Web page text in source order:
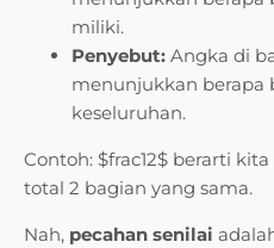
miliki.
Penyebut: Angka di
menunjukkan berapa
keseluruhan.
Contoh: $frac12$ berarti
total 2 bagian yang sama.
Nah, pecahan senilai